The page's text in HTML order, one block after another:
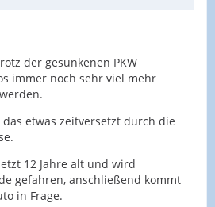
der gesunkenen PKW
immer noch sehr viel mehr
etwas zeitversetzt durch die
12 Jahre alt und wird
gefahren, anschließend kommt
in Frage.